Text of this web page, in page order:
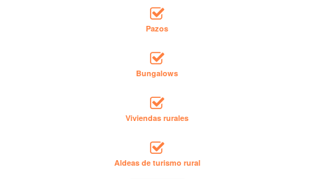
Pazos
Bungalows
Viviendas rurales
Aldeas de turismo rural